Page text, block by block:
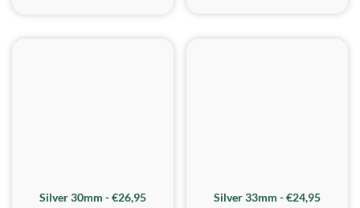
Silver 30mm - €26,95
Silver 33mm - €24,95